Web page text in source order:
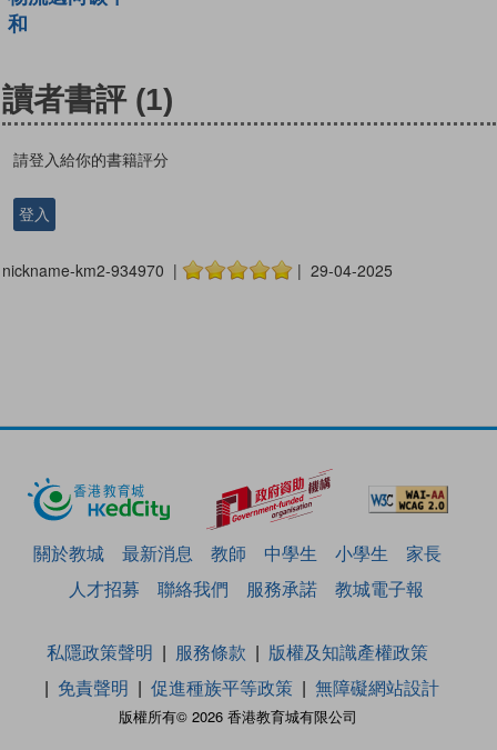
和
讀者書評 (1)
請登入給你的書籍評分
登入
nickname-km2-934970 | | 29-04-2025
關於教城 最新消息 教師 中學生 小學生
家長
人才招募
聯絡我們 服務承諾 教城電子報
版權所有© 2026 香港教育城有限公司
私隱政策聲明 服務條款
版權及知識產權政策
免責聲明
促進種族平等政策 無障礙網站設計